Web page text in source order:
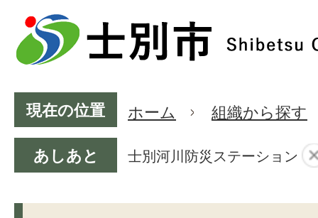
現在の位置 ホーム 組織から探す
あしあと 士別河川防災ステーション